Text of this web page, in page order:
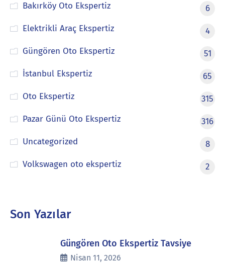
Bakırköy Oto Ekspertiz
6
Elektrikli Araç Ekspertiz
4
Güngören Oto Ekspertiz
51
İstanbul Ekspertiz
65
Oto Ekspertiz
315
Pazar Günü Oto Ekspertiz
316
Uncategorized
8
Volkswagen oto ekspertiz
2
Son Yazılar
Güngören Oto Ekspertiz Tavsiye
Nisan 11, 2026